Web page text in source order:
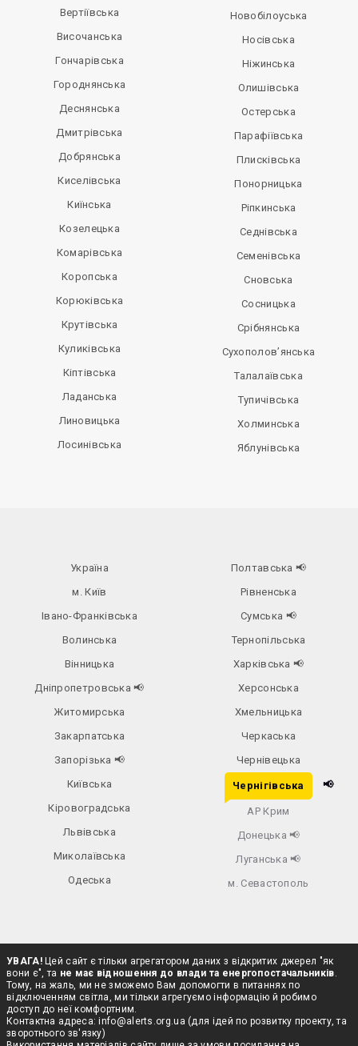
Вертіївська
Височанська
Гончарівська
Городнянська
Деснянська
Дмитрівська
Добрянська
Киселівська
Киїнська
Козелецька
Комарівська
Коропська
Корюківська
Крутівська
Куликівська
Кіптівська
Ладанська
Линовицька
Лосинівська
Новобілоуська
Носівська
Ніжинська
Олишівська
Остерська
Парафіївська
Плисківська
Понорницька
Ріпкинська
Седнівська
Семенівська
Сновська
Сосницька
Срібнянська
Сухополов’янська
Талалаївська
Тупичівська
Холминська
Яблунівська
Україна
м. Київ
Івано-Франківська
Волинська
Вінницька
Дніпропетровська📢
Житомирська
Закарпатська
Запорізька 📢
Київська
Кіровоградська
Львівська
Миколаївська
Одеська
Полтавська 📢
Рівненська
Сумська 📢
Тернопільська
Харківська 📢
Херсонська
Хмельницька
Черкаська
Чернівецька
Чернігівська 📢
АР Крим
Донецька 📢
Луганська 📢
м. Севастополь
УВАГА!Цей сайт є тільки агрегатором даних з відкритих джерел "як
вони є", та не має відношення до влади та енергопостачальників.
Тому, на жаль, ми не зможемо Вам допомогти в питаннях по
відключенням світла, ми тільки агрегуємо інформацію й робимо
доступ до неї комфортним.
Контактна адреса:info@alerts.org.ua (для ідей по розвитку проекту, та
зворотнього зв'язку)